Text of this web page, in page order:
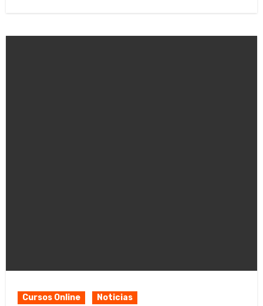
Cursos Online Noticias